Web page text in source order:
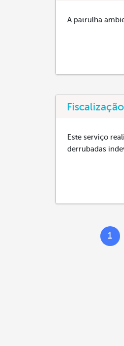
A patrulha
Este serviço
derrubadas
1